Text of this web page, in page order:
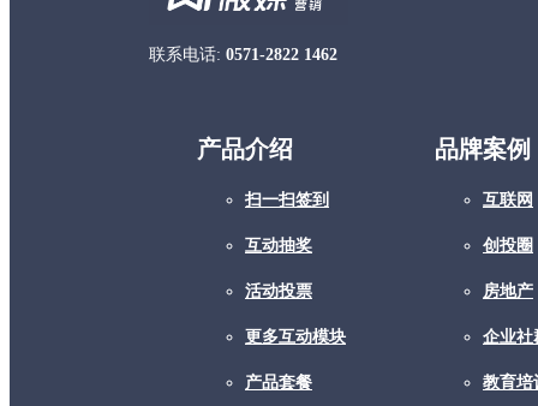
联系电话: 0571-2822 1462
产品介绍
扫一扫签到
互动抽奖
活动投票
更多互动模块
产品套餐
品牌案例
互联网
创投圈
房地产
企业社
教育培